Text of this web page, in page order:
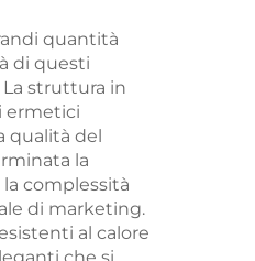
quantità
di questi
struttura in
ermetici
qualità del
la
complessità
di marketing.
al calore